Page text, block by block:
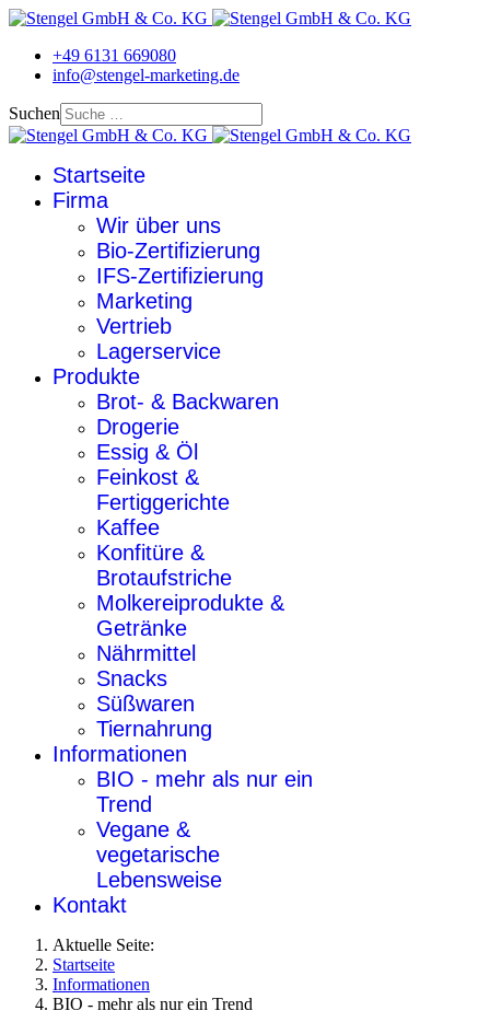
+49 6131 669080
info@stengel-marketing.de
Suchen
Startseite
Firma
Wir über uns
Bio-Zertifizierung
IFS-Zertifizierung
Marketing
Vertrieb
Lagerservice
Produkte
Brot- & Backwaren
Drogerie
Essig & Öl
Feinkost &
Fertiggerichte
Kaffee
Konfitüre &
Brotaufstriche
Molkereiprodukte &
Getränke
Nährmittel
Snacks
Süßwaren
Tiernahrung
Informationen
BIO - mehr als nur ein
Trend
Vegane &
vegetarische
Lebensweise
Kontakt
Aktuelle Seite:
Startseite
Informationen
BIO - mehr als nur ein Trend